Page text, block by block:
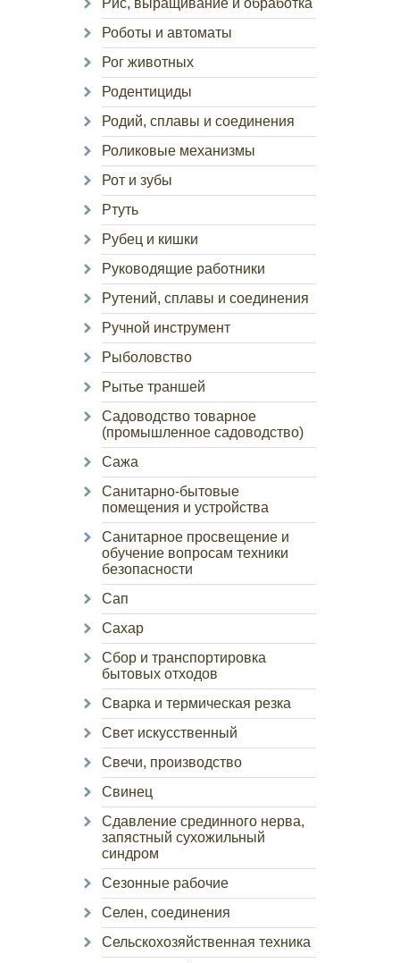
Рис, выращивание и обработка
Роботы и автоматы
Рог животных
Родентициды
Родий, сплавы и соединения
Роликовые механизмы
Рот и зубы
Ртуть
Рубец и кишки
Руководящие работники
Рутений, сплавы и соединения
Ручной инструмент
Рыболовство
Рытье траншей
Садоводство товарное
(промышленное садоводство)
Сажа
Санитарно-бытовые
помещения и устройства
Санитарное просвещение и
обучение вопросам техники
безопасности
Сап
Сахар
Сбор и транспортировка
бытовых отходов
Сварка и термическая резка
Свет искусственный
Свечи, производство
Свинец
Сдавление срединного нерва,
запястный сухожильный
синдром
Сезонные рабочие
Селен, соединения
Сельскохозяйственная техника